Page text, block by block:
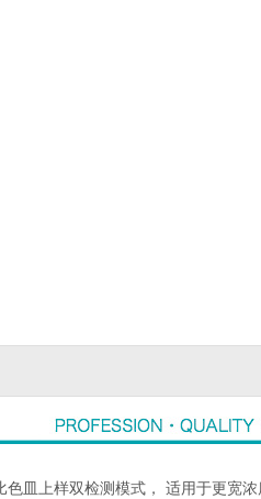
皿上样双检测模式， 适用于更宽